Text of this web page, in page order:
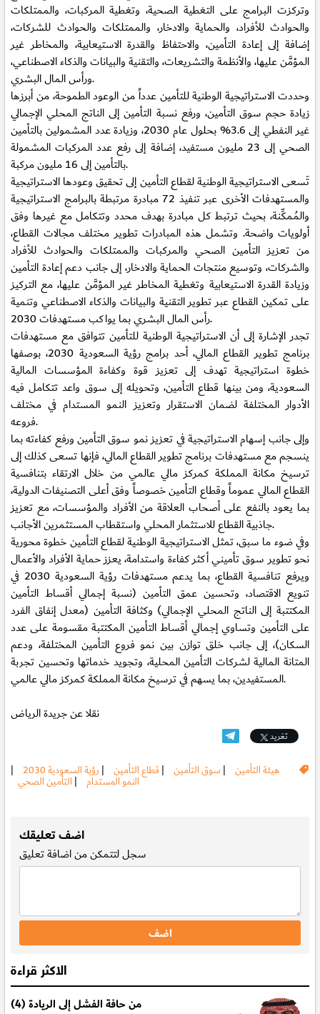
وتركزت البرامج على التغطية الصحية، وتغطية المركبات، والممتلكات
والحوادث للأفراد، والحماية والادخار، والممتلكات والحوادث للشركات،
إضافة إلى إعادة التأمين، والاحتفاظ والقدرة الاستيعابية، والمخاطر غير
المؤمَّن عليها، والأنظمة والتشريعات، والتقنية والبيانات والذكاء الاصطناعي،
ورأس المال البشري.
وحددت الاستراتيجية الوطنية للتأمين عدداً من الوعود الطموحة، من أبرزها
زيادة حجم سوق التأمين، ورفع نسبة التأمين إلى الناتج المحلي الإجمالي
غير النفطي إلى 3.6% بحلول عام 2030، وزيادة عدد المشمولين بالتأمين
الصحي إلى 23 مليون مستفيد، إضافة إلى رفع عدد المركبات المشمولة
بالتأمين إلى 16 مليون مركبة.
تَسعى الاستراتيجية الوطنية لقطاع التأمين إلى تحقيق وعودها الاستراتيجية
والمستهدفات الأخرى عبر تنفيذ 72 مبادرة مرتبطة بالبرامج الاستراتيجية
والمُمكِّنة، بحيث ترتبط كل مبادرة بهدف محدد وتتكامل مع غيرها وفق
أولويات واضحة. وتشمل هذه المبادرات تطوير مختلف مجالات القطاع،
من تعزيز التأمين الصحي والمركبات والممتلكات والحوادث للأفراد
والشركات، وتوسيع منتجات الحماية والادخار، إلى جانب دعم إعادة التأمين
وزيادة القدرة الاستيعابية وتغطية المخاطر غير المؤمَّن عليها، مع التركيز
على تمكين القطاع عبر تطوير التقنية والبيانات والذكاء الاصطناعي وتنمية
رأس المال البشري بما يواكب مستهدفات 2030.
تجدر الإشارة إلى أن الاستراتيجية الوطنية للتأمين تتوافق مع مستهدفات
برنامج تطوير القطاع المالي، أحد برامج رؤية السعودية 2030، بوصفها
خطوة استراتيجية تهدف إلى تعزيز قوة وكفاءة المؤسسات المالية
السعودية، ومن بينها قطاع التأمين، وتحويله إلى سوق واعد تتكامل فيه
الأدوار المختلفة لضمان الاستقرار وتعزيز النمو المستدام في مختلف
فروعه.
وإلى جانب إسهام الاستراتيجية في تعزيز نمو سوق التأمين ورفع كفاءته بما
ينسجم مع مستهدفات برنامج تطوير القطاع المالي، فإنها تسعى كذلك إلى
ترسيخ مكانة المملكة كمركز مالي عالمي من خلال الارتقاء بتنافسية
القطاع المالي عموماً وقطاع التأمين خصوصاً وفق أعلى التصنيفات الدولية،
بما يعود بالنفع على أصحاب العلاقة من الأفراد والمؤسسات، مع تعزيز
جاذبية القطاع للاستثمار المحلي واستقطاب المستثمرين الأجانب.
وفي ضوء ما سبق، تمثل الاستراتيجية الوطنية لقطاع التأمين خطوة محورية
نحو تطوير سوق تأميني أكثر كفاءة واستدامة، يعزز حماية الأفراد والأعمال
ويرفع تنافسية القطاع، بما يدعم مستهدفات رؤية السعودية 2030 في
تنويع الاقتصاد، وتحسين عمق التأمين (نسبة إجمالي أقساط التأمين
المكتتبة إلى الناتج المحلي الإجمالي) وكثافة التأمين (معدل إنفاق الفرد
على التأمين وتساوي إجمالي أقساط التأمين المكتتبة مقسومة على عدد
السكان)، إلى جانب خلق توازن بين نمو فروع التأمين المختلفة، ودعم
المتانة المالية لشركات التأمين المحلية، وتجويد خدماتها وتحسين تجربة
المستفيدين، بما يسهم في ترسيخ مكانة المملكة كمركز مالي عالمي.
نقلا عن جريدة الرياض
تغريد
هيئة التأمين |سوق التأمين |قطاع التأمين | رؤية السعودية 2030 |
النمو المستدام | التأمين الصحي
اضف تعليقك
سجللتتمكن من اضافة تعليق
الاكثر قراءة
من حافة الفشل إلى الريادة (4)